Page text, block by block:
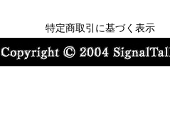
特定商取引に基づく表示